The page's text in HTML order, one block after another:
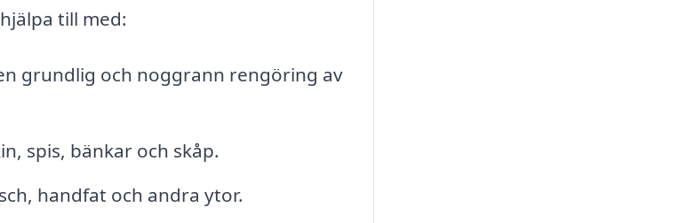
till med:
grundlig och noggrann rengöring av
spis, bänkar och skåp.
handfat och andra ytor.